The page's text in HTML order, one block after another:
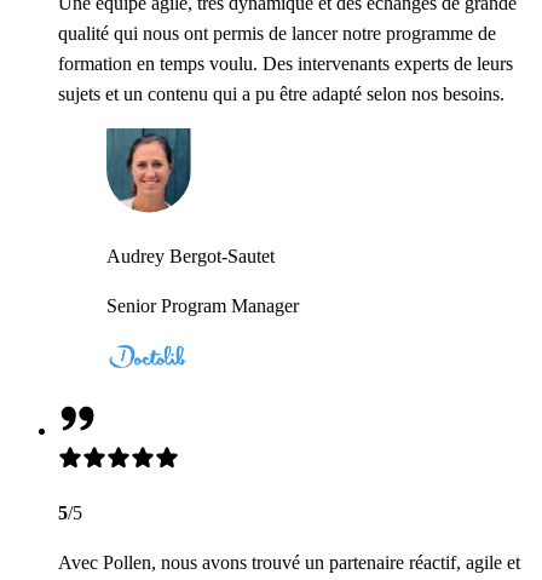
qualité qui nous ont permis de lancer notre programme de
formation en temps voulu. Des intervenants experts de leurs
sujets et un contenu qui a pu être adapté selon nos besoins.
Audrey Bergot-Sautet
Senior Program Manager
5/5
Avec Pollen, nous avons trouvé un partenaire réactif, agile et